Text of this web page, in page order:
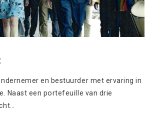
en bestuurder met ervaring in
Naast een portefeuille van drie